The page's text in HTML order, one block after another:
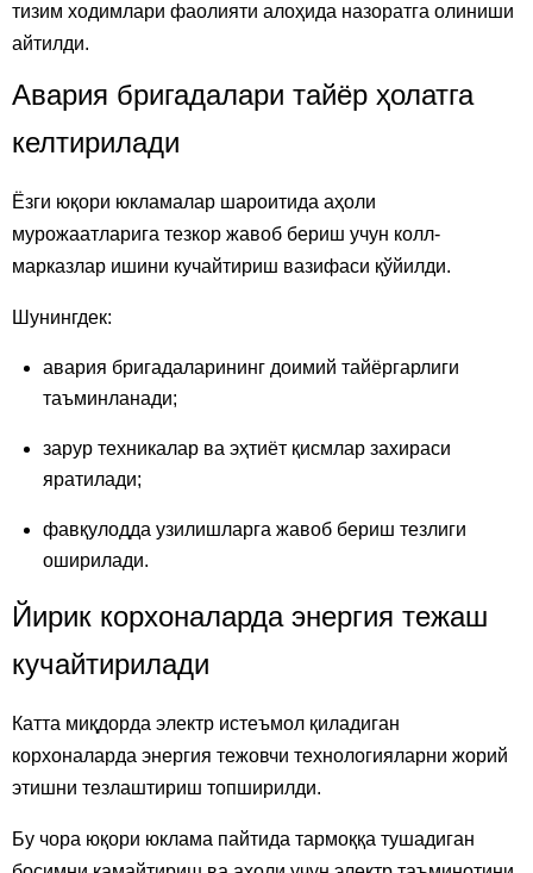
тизим ходимлари фаолияти алоҳида назоратга олиниши
айтилди.
Авария бригадалари тайёр ҳолатга
келтирилади
Ёзги юқори юкламалар шароитида аҳоли
мурожаатларига тезкор жавоб бериш учун колл-
марказлар ишини кучайтириш вазифаси қўйилди.
Шунингдек:
авария бригадаларининг доимий тайёргарлиги
таъминланади;
зарур техникалар ва эҳтиёт қисмлар захираси
яратилади;
фавқулодда узилишларга жавоб бериш тезлиги
оширилади.
Йирик корхоналарда энергия тежаш
кучайтирилади
Катта миқдорда электр истеъмол қиладиган
корхоналарда энергия тежовчи технологияларни жорий
этишни тезлаштириш топширилди.
Бу чора юқори юклама пайтида тармоққа тушадиган